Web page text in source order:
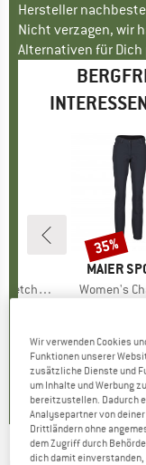
Hersteller
Nicht verzagen, wir
Alternativen für Dich
3W18596N
6
)
MARKE
MAIER
Artikel
Women's
CHF
Rabatt
35%
Wir verwenden Cookies
Funktionen unserer
zusätzliche Dienste und
um Inhalte und Werbung
bereitzustellen. Dadurch
Analysepartner von
Drittländern ohne
dem Zugriff durch
dich damit